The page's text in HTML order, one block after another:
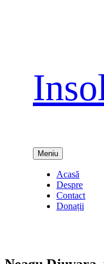
Meniu
Acasă
Despre
Contact
Donații